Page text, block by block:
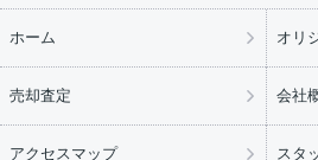
ホーム オリ
売却査定 会社
アクセスマップ スタ